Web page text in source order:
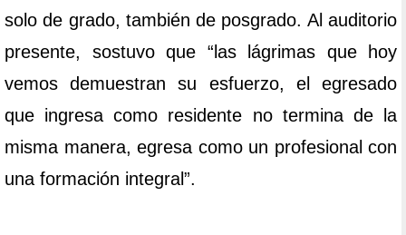
solo de grado, también de posgrado. Al auditorio
presente, sostuvo que “las lágrimas que hoy
vemos demuestran su esfuerzo, el egresado
que ingresa como residente no termina de la
misma manera, egresa como un profesional con
una formación integral”.